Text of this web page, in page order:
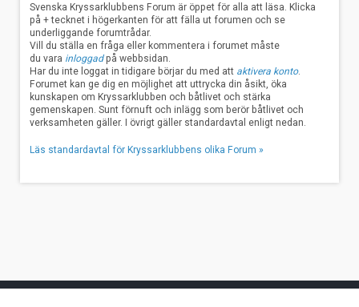
Svenska Kryssarklubbens Forum är öppet för alla att läsa. Klicka
på + tecknet i högerkanten för att fälla ut forumen och se
underliggande forumtrådar.
Vill du ställa en fråga eller kommentera i forumet måste
du vara inloggadpå webbsidan.
Har du inte loggat in tidigare börjar du med att aktivera konto.
Forumet kan ge dig en möjlighet att uttrycka din åsikt, öka
kunskapen om Kryssarklubben och båtlivet och stärka
gemenskapen. Sunt förnuft och inlägg som berör båtlivet och
verksamheten gäller. I övrigt gäller standardavtal enligt nedan.
Läs standardavtal för Kryssarklubbens olika Forum »